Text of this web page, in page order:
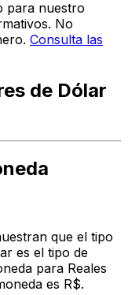
para nuestro
No
Consulta las
de Dólar
que el tipo
es el tipo de
para Reales
es R$.